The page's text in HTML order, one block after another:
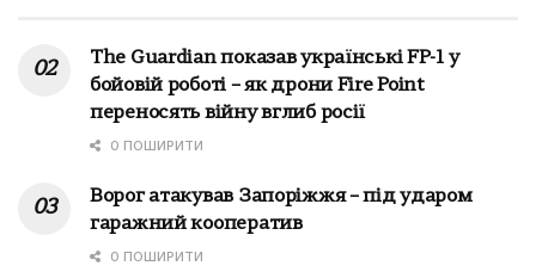
The Guardian показав українські FP-1 у
бойовій роботі – як дрони Fire Point
переносять війну вглиб росії
0 ПОШИРИТИ
Ворог атакував Запоріжжя – під ударом
гаражний кооператив
0 ПОШИРИТИ